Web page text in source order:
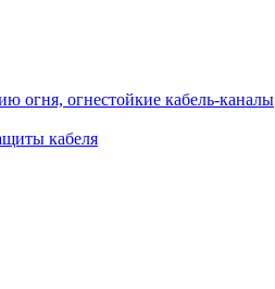
огня, огнестойкие кабель-каналы
кабеля